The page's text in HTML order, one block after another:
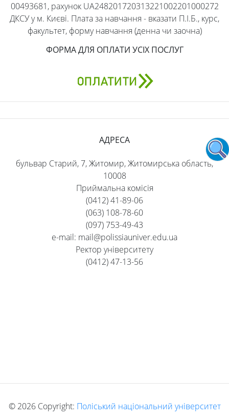
00493681, рахунок UA248201720313221002201000272
ДКСУ у м. Києві. Плата за навчання - вказати П.І.Б., курс,
факультет, форму навчання (денна чи заочна)
ФОРМА ДЛЯ ОПЛАТИ УСІХ ПОСЛУГ
АДРЕСА
бульвар Старий, 7, Житомир, Житомирська область,
10008
Приймальна комісія
(0412) 41-89-06
(063) 108-78-60
(097) 753-49-43
e-mail: mail@polissiauniver.edu.ua
Ректор університету
(0412) 47-13-56
© 2026 Copyright: Поліський національний університет